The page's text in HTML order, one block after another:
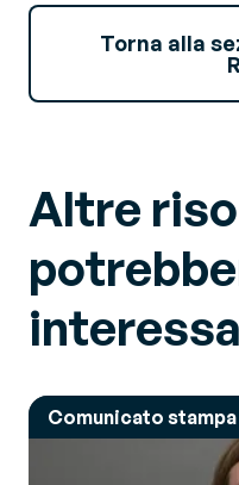
Torna alla
Altre
Comunicato stampa